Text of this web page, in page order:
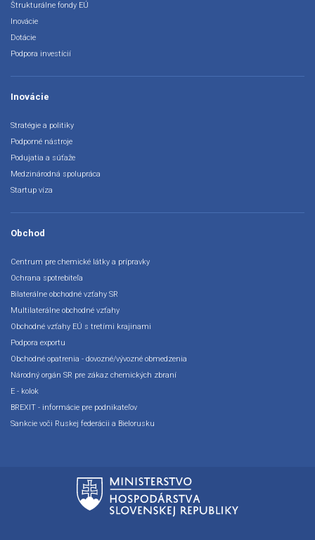
Štrukturálne fondy EÚ
Inovácie
Dotácie
Podpora investícií
Inovácie
Stratégie a politiky
Podporné nástroje
Podujatia a súťaže
Medzinárodná spolupráca
Startup víza
Obchod
Centrum pre chemické látky a prípravky
Ochrana spotrebiteľa
Bilaterálne obchodné vzťahy SR
Multilaterálne obchodné vzťahy
Obchodné vzťahy EÚ s tretími krajinami
Podpora exportu
Obchodné opatrenia - dovozné/vývozné obmedzenia
Národný orgán SR pre zákaz chemických zbraní
E - kolok
BREXIT - informácie pre podnikateľov
Sankcie voči Ruskej federácii a Bielorusku